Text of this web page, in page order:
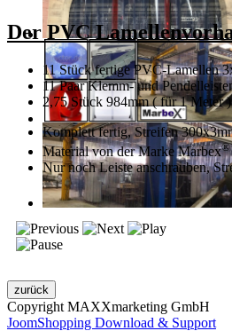
Der PVC
11 Stück fertige PVC-Lamellen
11 Paar Klemm- und
2,75 Stück 984mm ( für 1 Meter
Komplett fertig, Streifen
Material von der Marke Marbex®
Nur noch Leiste anschrauben,
Copyright MAXXmarketing GmbH
JoomShopping Download & Support